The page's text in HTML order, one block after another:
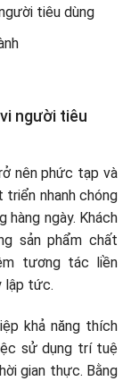
tiêu dùng
người tiêu
nên phức tạp và
nhanh chóng
hàng ngày. Khách
sản phẩm chất
tương tác liền
lập tức.
khả năng thích
sử dụng trí tuệ
gian thực. Bằng